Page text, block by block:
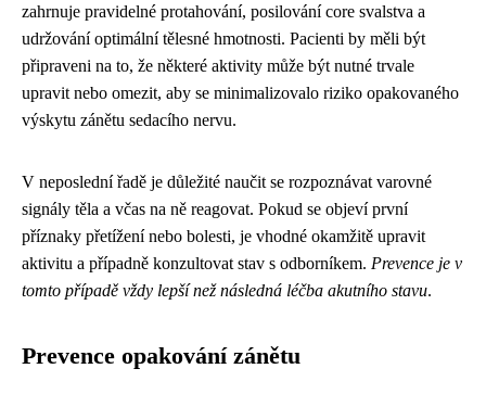
zahrnuje pravidelné protahování, posilování core svalstva a
udržování optimální tělesné hmotnosti. Pacienti by měli být
připraveni na to, že některé aktivity může být nutné trvale
upravit nebo omezit, aby se minimalizovalo riziko opakovaného
výskytu zánětu sedacího nervu.
V neposlední řadě je důležité naučit se rozpoznávat varovné
signály těla a včas na ně reagovat. Pokud se objeví první
příznaky přetížení nebo bolesti, je vhodné okamžitě upravit
aktivitu a případně konzultovat stav s odborníkem. Prevence je v
tomto případě vždy lepší než následná léčba akutního stavu.
Prevence opakování zánětu